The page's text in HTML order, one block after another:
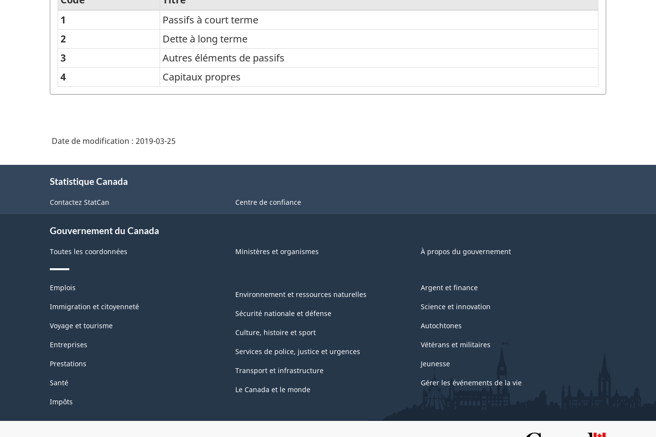
Classification
des
passifs
et
capitaux
Structure
la
classification
1
Passifs à court terme
2
Dette à long terme
3
Autres éléments de passifs
4
Capitaux propres
Date de modification : 2019-03-25
Statistique Canada
Contactez StatCan Centre de confiance
Gouvernement du Canada
Toutes les coordonnées Ministères et organismes À propos du gouvernement
Thèmes
sujets
Emplois
Immigration et citoyenneté
Voyage et tourisme
Entreprises
Prestations
Santé
Impôts
Environnement et ressources naturelles
Sécurité nationale et défense
Culture, histoire et sport
Services de police, justice et urgences
Transport et infrastructure
Le Canada et le monde
Argent et finance
Science et innovation
Autochtones
Vétérans et militaires
Jeunesse
Gérer les événements de la vie